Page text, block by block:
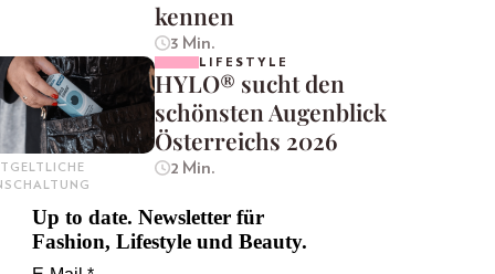
kennen
3 Min.
LIFESTYLE
HYLO® sucht den
schönsten Augenblick
Österreichs 2026
2 Min.